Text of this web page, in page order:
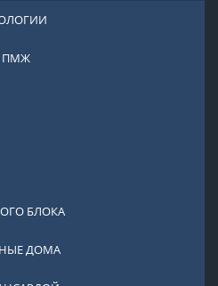
ПМЖ
БЛОКА
ДОМА